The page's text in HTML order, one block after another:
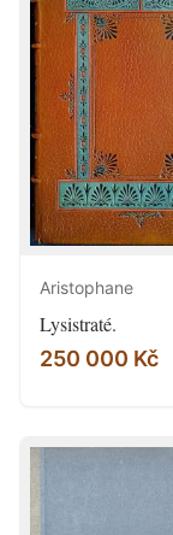
Aristophane
Lysistraté.
250 000 Kč